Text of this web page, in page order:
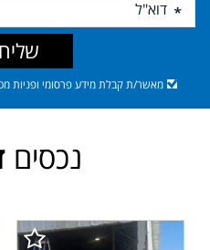
מאשר/ת קבלת מידע פרסומי ופניות
נכסים